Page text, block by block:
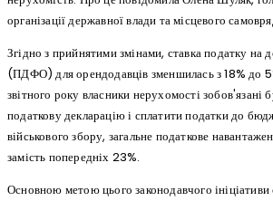
організації державної влади та місцевого
Згідно з прийнятими змінами, ставка податку на
(ПДФО) для орендодавців зменшилась з 18% до
звітного року власники нерухомості зобов'язані
податкову декларацію і сплатити податки до
військового збору, загальне податкове
замість попередніх 23%.
Основною метою цього законодавчого ініціативи